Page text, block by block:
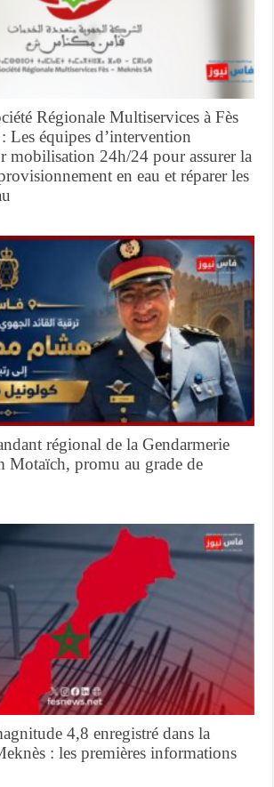
Régionale Multiservices à Fès
Les équipes d’intervention
mobilisation 24h/24 pour assurer la
en eau et réparer les
régional de la Gendarmerie
Motaïch, promu au grade de
4,8 enregistré dans la
: les premières informations